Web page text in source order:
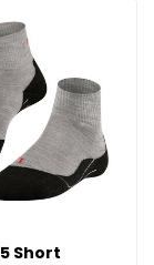
Short